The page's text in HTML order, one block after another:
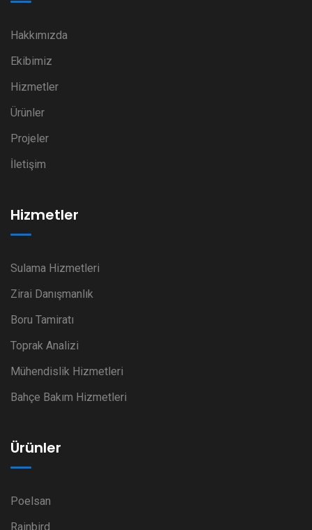
Hakkımızda
Ekibimiz
Hizmetler
Ürünler
Projeler
İletişim
Hizmetler
Sulama Hizmetleri
Zirai Danışmanlık
Boru Tamiratı
Toprak Analizi
Mühendislik Hizmetleri
Bahçe Bakım Hizmetleri
Ürünler
Poelsan
Rainbird